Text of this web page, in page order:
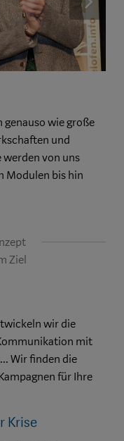
wie große
und
werden von uns
Modulen bis hin
Ziel
wir die
mit
Wir finden die
für Ihre
Krise